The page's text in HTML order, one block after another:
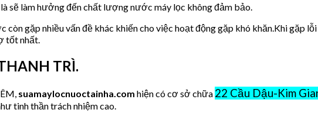
sẽ làm hưởng đến chất lượng nước máy lọc không đảm bảo.
gặp nhiều vấn đề khác khiến cho việc hoạt động gặp khó khăn.Khi gặp
tốt nhất.
TRÌ.
suamaylocnuoctainha.com hiện có cơ sở chữa 22 Cầu Dậu-Kim
tinh thần trách nhiệm cao.